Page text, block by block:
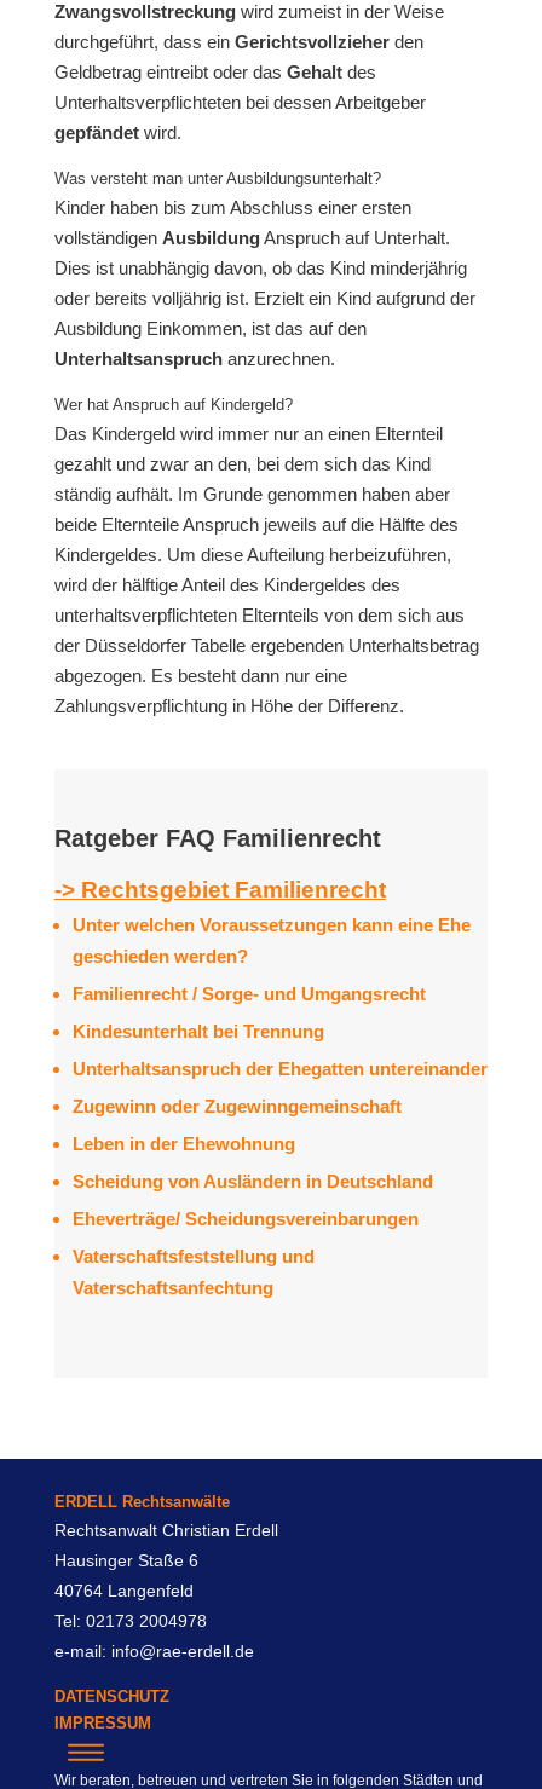
Zwangsvollstreckungwird zumeist in der Weise
durchgeführt, dass ein Gerichtsvollzieherden
Geldbetrag eintreibt oder das Gehaltdes
Unterhaltsverpflichteten bei dessen Arbeitgeber
gepfändetwird.
Was versteht man unter Ausbildungsunterhalt?
Kinder haben bis zum Abschluss einer ersten
vollständigen AusbildungAnspruch auf Unterhalt.
Dies ist unabhängig davon, ob das Kind minderjährig
oder bereits volljährig ist. Erzielt ein Kind aufgrund der
Ausbildung Einkommen, ist das auf den
Unterhaltsanspruchanzurechnen.
Wer hat Anspruch auf Kindergeld?
Das Kindergeld wird immer nur an einen Elternteil
gezahlt und zwar an den, bei dem sich das Kind
ständig aufhält. Im Grunde genommen haben aber
beide Elternteile Anspruch jeweils auf die Hälfte des
Kindergeldes. Um diese Aufteilung herbeizuführen,
wird der hälftige Anteil des Kindergeldes des
unterhaltsverpflichteten Elternteils von dem sich aus
der Düsseldorfer Tabelle ergebenden Unterhaltsbetrag
abgezogen. Es besteht dann nur eine
Zahlungsverpflichtung in Höhe der Differenz.
Ratgeber FAQ Familienrecht
-> Rechtsgebiet Familienrecht
Unter welchen Voraussetzungen kann eine Ehe
geschieden werden?
Familienrecht / Sorge- und Umgangsrecht
Kindesunterhalt bei Trennung
Unterhaltsanspruch der Ehegatten untereinander
Zugewinn oder Zugewinngemeinschaft
Leben in der Ehewohnung
Scheidung von Ausländern in Deutschland
Eheverträge/ Scheidungsvereinbarungen
Vaterschaftsfeststellung und
Vaterschaftsanfechtung
ERDELL Rechtsanwälte
Rechtsanwalt Christian Erdell
Hausinger Staße 6
40764 Langenfeld
Tel: 02173 2004978
e-mail: info@rae-erdell.de
DATENSCHUTZ
IMPRESSUM
Wir beraten, betreuen und vertreten Sie in folgenden Städten und